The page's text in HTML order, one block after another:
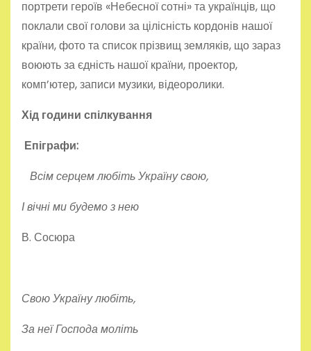
портрети героїв «Небесної сотні» та українців, що
поклали свої голови за цілісність кордонів нашої
країни, фото та список прізвищ земляків, що зараз
воюють за єдність нашої країни, проектор,
комп’ютер, записи музики, відеоролики.
Хід години спілкування
Епіграфи:
Всім серцем любіть Україну свою,
І вічні ми будемо з нею
В. Сосюра
Свою Україну любіть,
За неї Господа моліть